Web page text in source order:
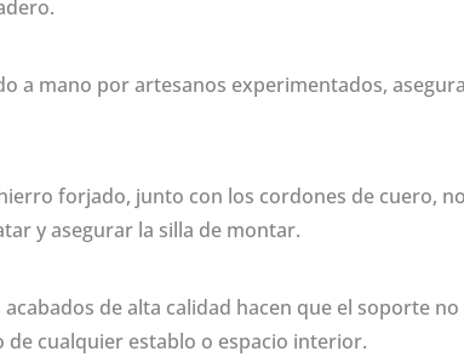
a mano por artesanos experimentados,
forjado, junto con los cordones de cuero,
y asegurar la silla de montar.
de alta calidad hacen que el soporte
de cualquier establo o espacio interior.